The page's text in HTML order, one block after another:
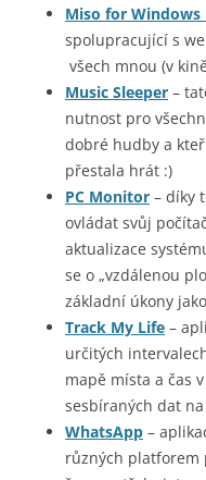
Miso for Windows
spolupracující s
všech mnou (v
Music Sleeper –
nutnost pro
dobré hudby a
přestala hrát :)
PC Monitor – díky
ovládat svůj
aktualizace
se o „vzdálenou
základní úkony
Track My Life –
určitých
mapě místa a čas
sesbíraných dat na
WhatsApp –
různých platforem